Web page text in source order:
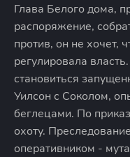
Глава Белого дома,
распоряжение,
против, он не хочет,
регулировала
становиться
Уилсон с Соколом,
беглецами. По
охоту.
оперативником -